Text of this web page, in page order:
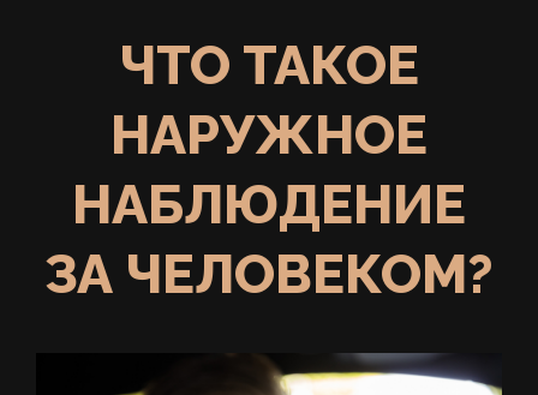
ЧТО ТАКОЕ
НАРУЖНОЕ
НАБЛЮДЕНИЕ
ЗА ЧЕЛОВЕКОМ?